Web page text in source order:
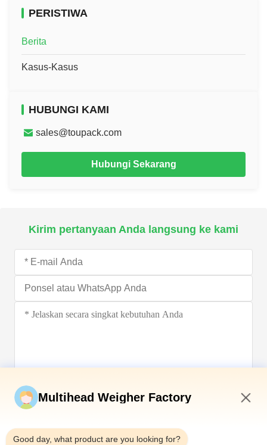
PERISTIWA
Berita
Kasus-Kasus
HUBUNGI KAMI
sales@toupack.com
Hubungi Sekarang
Kirim pertanyaan Anda langsung ke kami
Multihead Weigher Factory
Good day, what product are you looking for?